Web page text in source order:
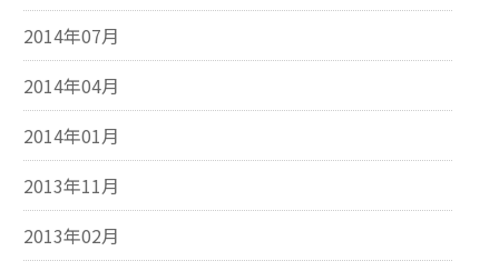
2014年07月
2014年04月
2014年01月
2013年11月
2013年02月